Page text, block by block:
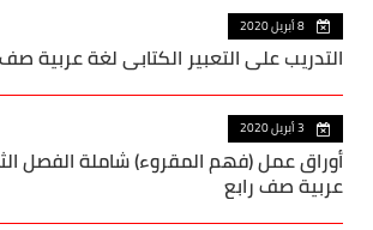
8 أبريل 2020
التدريب على التعبير الكتابي لغة عربية
3 أبريل 2020
أوراق عمل (فهم المقروء) شاملة الفصل
عربية صف رابع